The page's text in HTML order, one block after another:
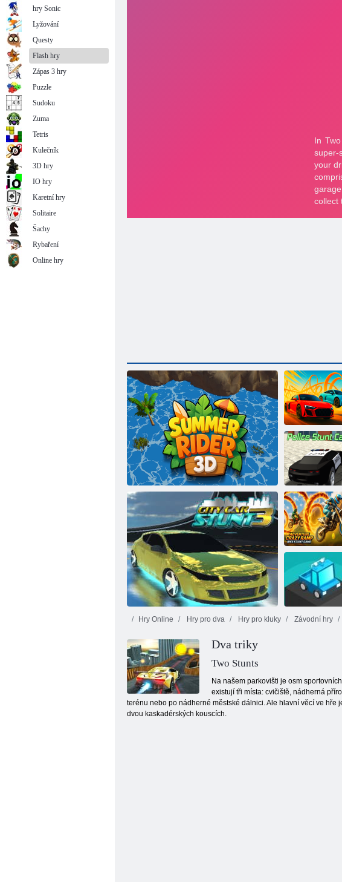
Summer Ryder 3d
Dva kaskadéři
Policejní
kamarádi
City Castur 3
Bláznivá
dobrodružná hra
s kaskadérskými
kousky na
rampě
Hry Online Hry pro dva Hry pro kluky Závodní hry
Dva triky
Two Stunts
Na našem parkovišti je osm
existují tři místa: cvičiště, nádherná
terénu nebo po nádherné městské dálnici. Ale hlavní věcí ve hře
dvou kaskadérských kouscích.
hry Sonic
Lyžování
Questy
Flash hry
Zápas 3 hry
Puzzle
Sudoku
Zuma
Tetris
Kulečník
3D hry
IO hry
Karetní hry
Solitaire
Šachy
Rybaření
Online hry